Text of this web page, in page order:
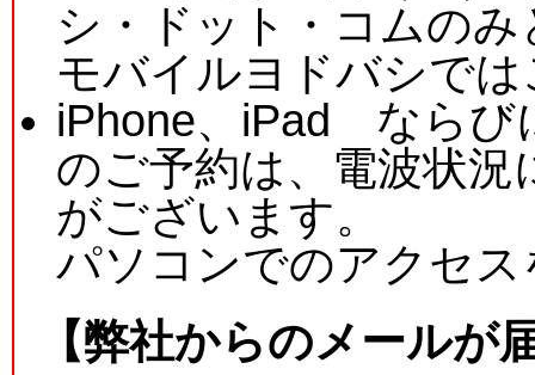
シ・ドット・コムの
モバイルヨドバシで
iPhone、iPad ならび
のご予約は、電波状
がございます。
パソコンでのアクセ
【弊社からのメールが